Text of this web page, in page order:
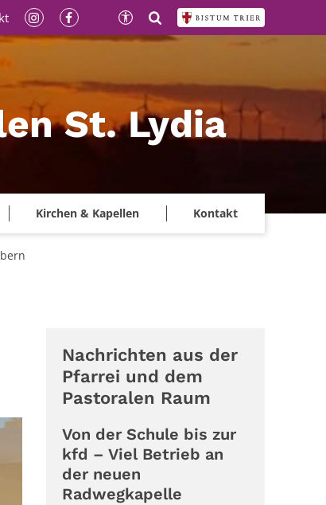
St. Lydia
Kirchen & Kapellen Kontakt
Nachrichten aus der
Pfarrei und dem
Pastoralen Raum
Von der Schule bis zur
kfd – Viel Betrieb an
der neuen
Radwegkapelle